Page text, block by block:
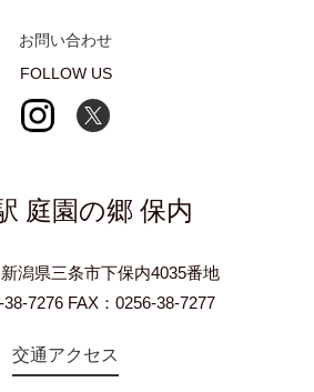
お問い合わせ
FOLLOW US
庭園の郷 保内
潟県三条市下保内4035番地
7276 FAX：0256-38-7277
交通アクセス